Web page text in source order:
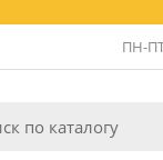
ПН-